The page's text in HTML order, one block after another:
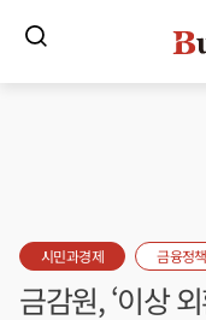
시민과경제 금융정책
금감원, ‘이상